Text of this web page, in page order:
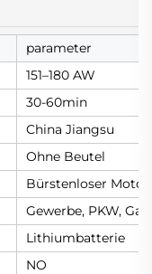
parameter
151–180 AW
30-60min
China Jiangsu
Ohne Beutel
Bürstenloser Motor
Gewerbe, PKW,
Lithiumbatterie
NO